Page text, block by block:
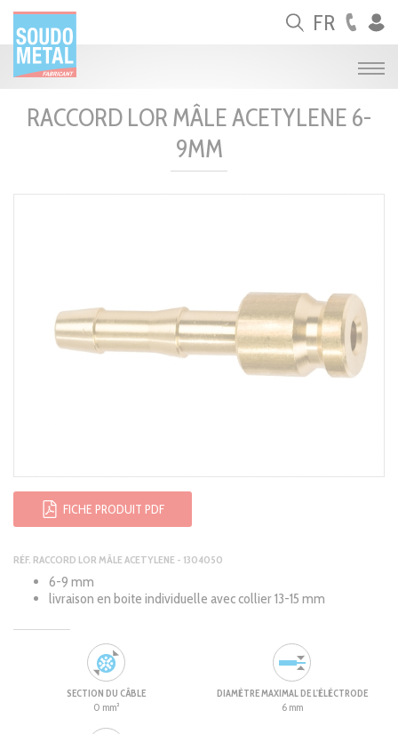
FR
RACCORD LOR MÂLE ACETYLENE 6-
9MM
FICHE PRODUIT PDF
RÉF. RACCORD LOR MÂLE ACETYLENE - 1304050
6-9 mm
livraison en boite individuelle avec collier 13-15 mm
SECTION DU CÂBLE
0 mm²
DIAMÈTRE MAXIMAL DE L'ÉLÉCTRODE
6 mm
Panneau de gestion des cookies